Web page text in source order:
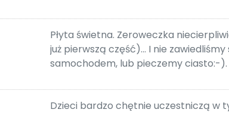
Płyta świetna. Zeroweczka
już pierwszą część)... I nie
samochodem, lub pieczemy ciasto:-).
Dzieci bardzo chętnie uczestniczą w